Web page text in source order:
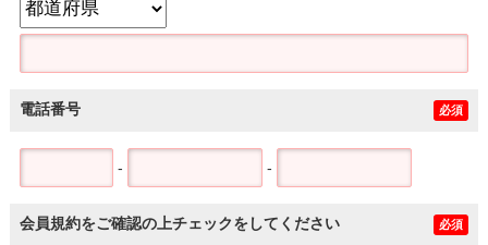
電話番号 必須
- -
会員規約をご確認の上チェックをしてください 必須